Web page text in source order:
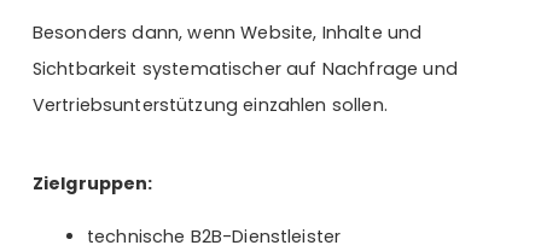
Besonders dann, wenn Website, Inhalte und
Sichtbarkeit systematischer auf Nachfrage und
Vertriebsunterstützung einzahlen sollen.
Zielgruppen:
technische B2B-Dienstleister